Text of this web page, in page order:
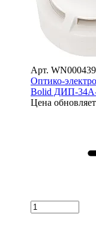
Арт.
Оптико-
Bolid ДИП-
Цена